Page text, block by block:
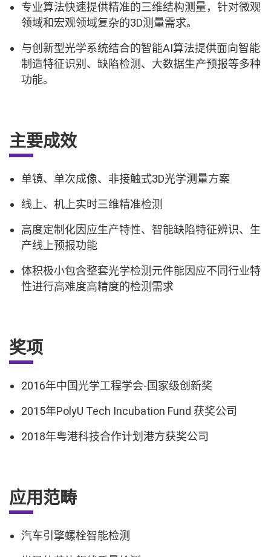
专业算法快速提供精准的三维结构测量，针对微观
领域和宏观领域复杂的3D测量需求。
与创新型光学系统结合的智能AI算法提供面向智能
制造特征识别、缺陷检测、大数据生产预报等多种
功能。
主要成效
单镜、单次成像、非接触式3D光学测量方案
线上、机上实时三维精准检测
高度定制化因应生产特性、智能缺陷特征辨识、生
产线上预报功能
体积极小包含整套光学检测元件能因应不同行业特
性进行高难度高精度的检测需求
奖项
2016年中国光学工程学会-国家级创新奖
2015年PolyU Tech Incubation Fund 获奖公司
2018年粤港科技合作计划港方获奖公司
应用范畴
汽车引擎螺栓智能检测